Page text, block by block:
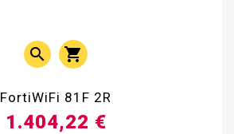
 
FortiWiFi 81F 2R
1.404,22 €